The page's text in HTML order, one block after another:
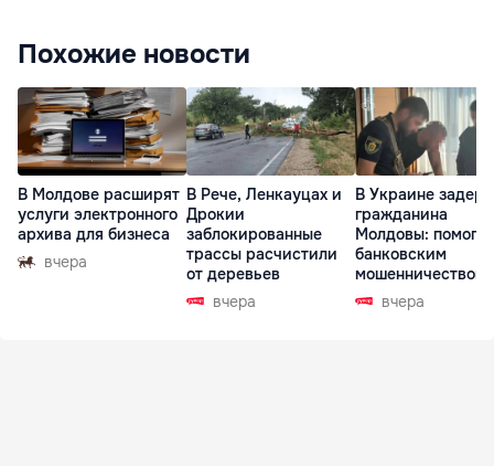
Похожие новости
В Молдове расширят
услуги электронного
архива для бизнеса
вчера
В Рече, Ленкауцах и
Дрокии
заблокированные
трассы расчистили
от деревьев
вчера
В Украине
гражданина
Молдовы:
банковским
мошенничеством
Чехиивчера